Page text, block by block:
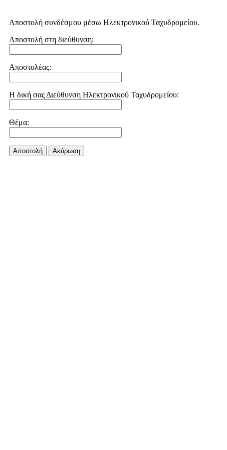
Αποστολή συνδέσμου μέσω Ηλεκτρονικού Ταχυδρομείου.
Αποστολή στη διεύθυνση:
Αποστολέας:
Η δική σας Διεύθυνση Ηλεκτρονικού Ταχυδρομείου:
Θέμα:
Αποστολή Aκύρωση